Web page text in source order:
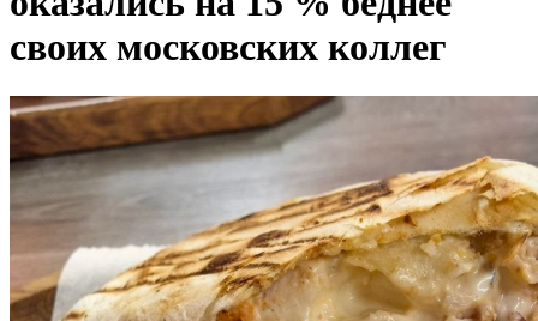
своих московских коллег